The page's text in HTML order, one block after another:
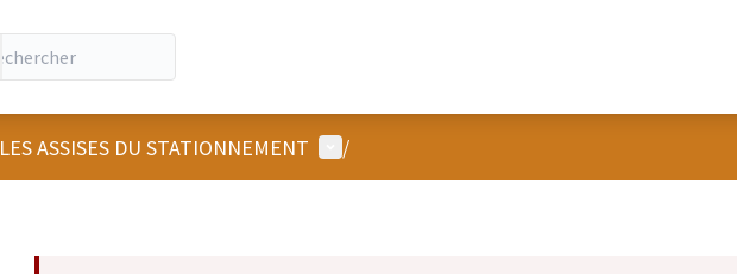
LES ASSISES DU STATIONNEMENT Menu utilisateur
/